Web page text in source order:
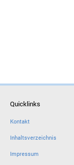
Quicklinks
Kontakt
Inhaltsverzeichnis
Impressum